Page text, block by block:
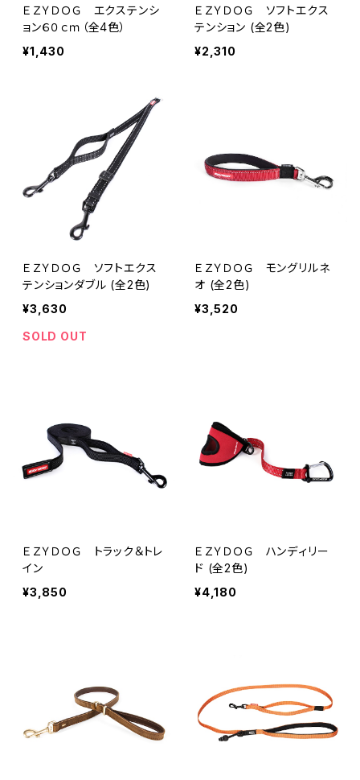
ＥＺＹＤＯＧ エクステンシ
ョン６０ｃｍ（全4色）
¥1,430
ＥＺＹＤＯＧ ソフトエクス
テンション (全2色)
¥2,310
ＥＺＹＤＯＧ ソフトエクス
テンションダブル (全2色)
¥3,630
SOLD OUT
ＥＺＹＤＯＧ モングリルネ
オ (全2色)
¥3,520
ＥＺＹＤＯＧ トラック＆トレ
イン
¥3,850
ＥＺＹＤＯＧ ハンディリー
ド (全2色)
¥4,180